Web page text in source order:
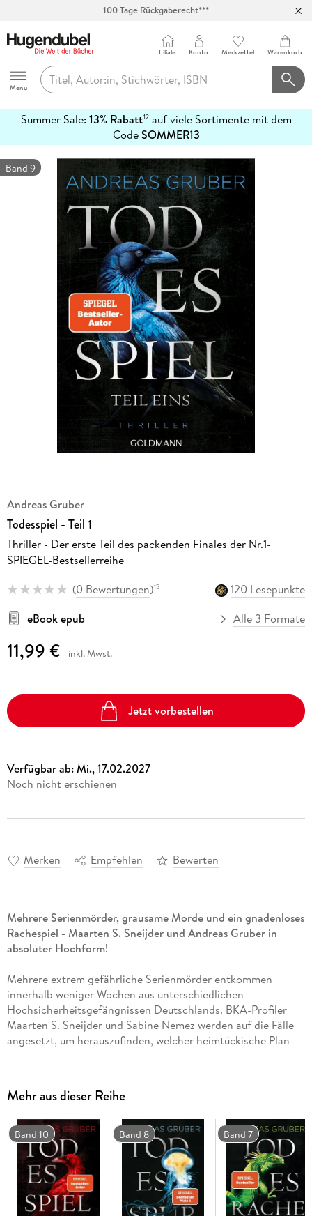
100 Tage Rückgaberecht***
Hugendubel
Menu
Filiale Konto Merkzettel Warenkorb
Summer Sale: 13% Rabatt12auf viele Sortimente mit dem
CodeSOMMER13
erfahren
Band 9
Andreas Gruber
Todesspiel - Teil 1
Thriller - Der erste Teil des packenden Finales der Nr.1-
SPIEGEL-Bestsellerreihe
(0 Bewertungen)15
120 Lesepunkte
eBook epub
Alle 3 Formate
11,99 € inkl. Mwst.
Jetzt vorbestellen
Verfügbar ab:Mi., 17.02.2027
Noch nicht erschienen
Merken Empfehlen Bewerten
Mehrere Serienmörder, grausame Morde und ein gnadenloses
Rachespiel - Maarten S. Sneijder und Andreas Gruber in
absoluter Hochform!
Mehrere extrem gefährliche Serienmörder entkommen
innerhalb weniger Wochen aus unterschiedlichen
Hochsicherheitsgefängnissen Deutschlands. BKA-Profiler
Maarten S. Sneijder und Sabine Nemez werden auf die Fälle
angesetzt, um herauszufinden, welcher heimtückische Plan
Mehr aus dieser Reihe
Band 10 Band 8 Band 7